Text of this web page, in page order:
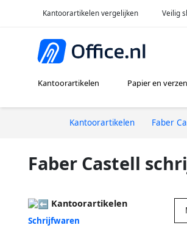
Kantoorartikelen vergelijken Veilig
Kantoorartikelen Papier en
Kantoorartikelen Faber
Faber Castell
Kantoorartikelen
Schrijfwaren